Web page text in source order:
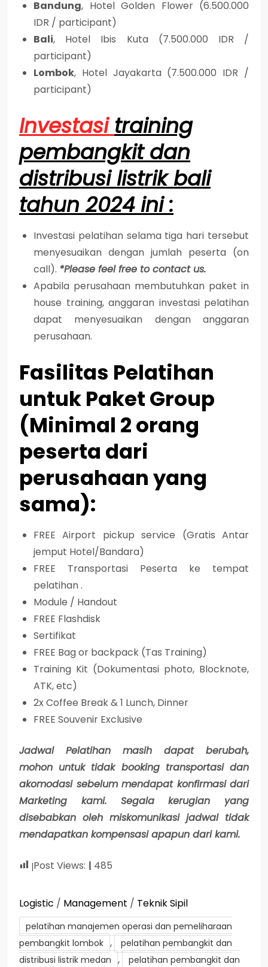
Bandung, Hotel Golden Flower (6.500.000
IDR / participant)
Bali, Hotel Ibis Kuta (7.500.000 IDR /
participant)
Lombok, Hotel Jayakarta (7.500.000 IDR /
participant)
Investasitraining
pembangkit dan
distribusi listrik bali
tahun 2024 ini :
Investasi pelatihan selama tiga hari tersebut
menyesuaikan dengan jumlah peserta (on
call). *Please feel free to contact us.
Apabila perusahaan membutuhkan paket in
house training, anggaran investasi pelatihan
dapat menyesuaikan dengan anggaran
perusahaan.
Fasilitas Pelatihan
untuk Paket Group
(Minimal 2 orang
peserta dari
perusahaan yang
sama):
FREE Airport pickup service (Gratis Antar
jemput Hotel/Bandara)
FREE Transportasi Peserta ke tempat
pelatihan .
Module / Handout
FREE Flashdisk
Sertifikat
FREE Bag or backpack (Tas Training)
Training Kit (Dokumentasi photo, Blocknote,
ATK, etc)
2x Coffee Break & 1 Lunch, Dinner
FREE Souvenir Exclusive
Jadwal Pelatihan masih dapat berubah,
mohon untuk tidak booking transportasi dan
akomodasi sebelum mendapat konfirmasi dari
Marketing kami. Segala kerugian yang
disebabkan oleh miskomunikasi jadwal tidak
mendapatkan kompensasi apapun dari kami.
Post Views: 485
Logistic / Management / Teknik Sipil
pelatihan manajemen operasi dan pemeliharaan
pembangkit lombok ,
pelatihan pembangkit dan
distribusi listrik medan ,
pelatihan pembangkit dan